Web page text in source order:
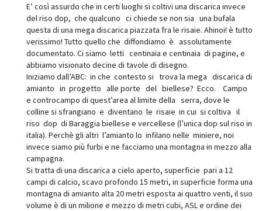
E’ così assurdo che in certi luoghi si coltivi una discarica invece
del riso dop, che qualcuno ci chiede se non sia una bufala
questa di una mega discarica piazzata fra le risaie. Ahinoi! è tutto
verissimo! Tutto quello che diffondiamo è assolutamente
documentato. Ci siamo letti centinaia e centinaia di pagine, e
abbiamo visionato decine di tavole di disegno.
Iniziamo dall’ABC: in che contesto si trova la mega discarica di
amianto in progetto alle porte del biellese? Ecco. Campo
e controcampo di quest’area al limite della serra, dove le
colline si sfrangiano e diventano le risaie in cui si coltiva il
riso dop di Baraggia biellese e vercellese (l’unica dop sul riso in
italia). Perchè gli altri l’amianto lo infilano nelle miniere, noi
invece siamo più furbi e ne facciamo una montagna in mezzo alla
campagna.
Si tratta di una discarica a cielo aperto, superficie pari a 12
campi di calcio, scavo profondo 15 metri, in superficie forma una
montagna di amianto alta 20 metri esposta ai quattro venti, il suo
volume è di un milione e mezzo di metri cubi, ASL e ordine dei